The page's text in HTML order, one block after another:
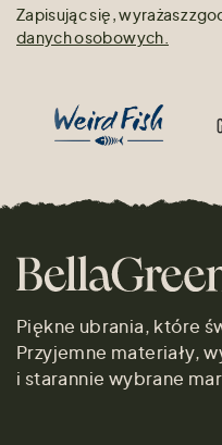
Zapisując się, wyrażasz
danych osobowych.
Piękne ubrania, które
Przyjemne materiały,
i starannie wybrane